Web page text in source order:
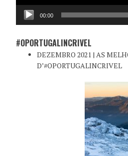
00:00
#OPORTUGALINCRIVEL
DEZEMBRO 2021 | AS
D’#OPORTUGALINCRIVEL